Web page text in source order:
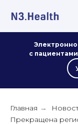
с пациентами
Главная →
Прекращена